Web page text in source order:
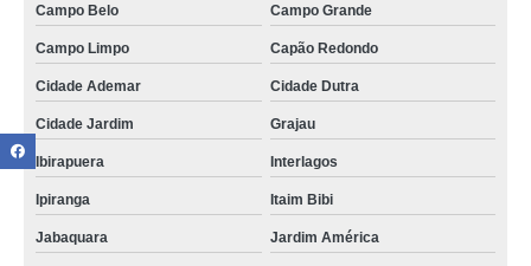
Campo Belo Campo Grande
Campo Limpo Capão Redondo
Cidade Ademar Cidade Dutra
Cidade Jardim Grajau
Ibirapuera Interlagos
Ipiranga Itaim Bibi
Jabaquara Jardim América